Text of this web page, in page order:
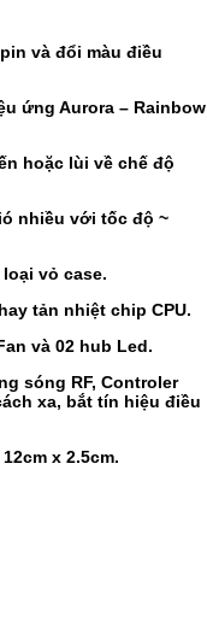
và đổi màu điều
ứng Aurora – Rainbow
hoặc lùi về chế độ
nhiều với tốc độ ~
vỏ case.
tản nhiệt chip CPU.
và 02 hub Led.
sóng RF, Controler
xa, bắt tín hiệu điều
x 2.5cm.